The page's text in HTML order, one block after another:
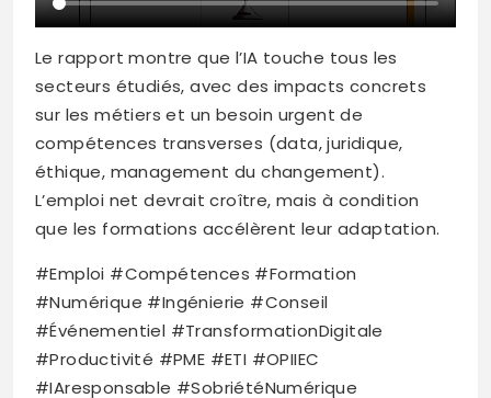
Le rapport montre que l’IA touche tous les
secteurs étudiés, avec des impacts concrets
sur les métiers et un besoin urgent de
compétences transverses (data, juridique,
éthique, management du changement).
L’emploi net devrait croître, mais à condition
que les formations accélèrent leur adaptation.
#Emploi #Compétences #Formation
#Numérique #Ingénierie #Conseil
#Événementiel #TransformationDigitale
#Productivité #PME #ETI #OPIIEC
#IAresponsable #SobriétéNumérique